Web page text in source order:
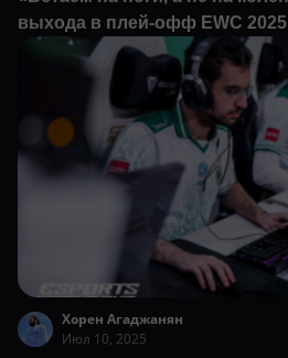
выхода в плей-офф EWC 2025
Хорен Агаджанян
Июл 10, 2025